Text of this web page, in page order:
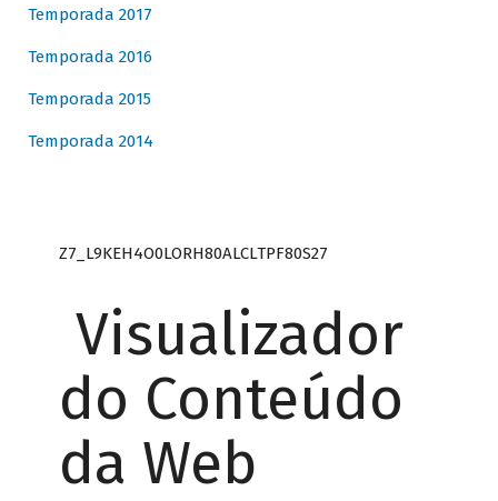
Temporada 2017
Temporada 2016
Temporada 2015
Temporada 2014
Z7_L9KEH4O0LORH80ALCLTPF80S27
Visualizador
do Conteúdo
da Web